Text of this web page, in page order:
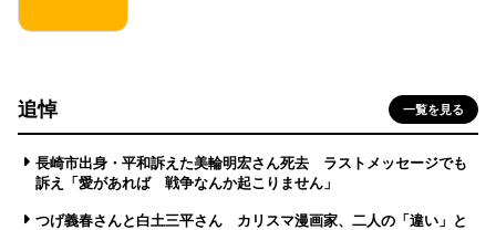
追悼 一覧を見る
長崎市出身・平和訴えた美輪明宏さん死去 ラストメッセージでも
訴え「愛があれば 戦争なんか起こりません」
つげ義春さんと白土三平さん カリスマ漫画家、二人の「違い」と